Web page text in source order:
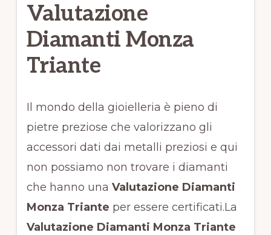
Valutazione
Diamanti Monza
Triante
Il mondo della gioielleria è pieno di
pietre preziose che valorizzano gli
accessori dati dai metalli preziosi e qui
non possiamo non trovare i diamanti
che hanno una Valutazione Diamanti
Monza Triante per essere certificati.La
Valutazione Diamanti Monza Triante